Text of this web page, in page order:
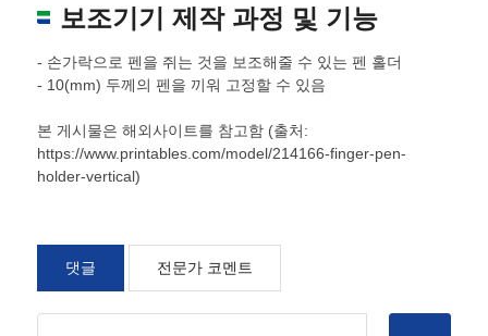
보조기기 제작 과정 및 기능
- 손가락으로 펜을 쥐는 것을 보조해줄 수 있는 펜 홀더
- 10(mm) 두께의 펜을 끼워 고정할 수 있음
본 게시물은 해외사이트를 참고함 (출처:
https://www.printables.com/model/214166-finger-pen-
holder-vertical)
댓글 전문가 코멘트